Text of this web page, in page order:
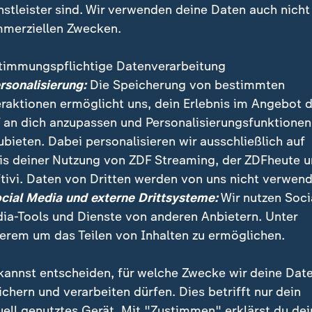
steht die Landtagswahl bevor. Auf Hochschulen
könnten große Veränderungen
sind. Wir verwenden deine Daten auch nicht
Zwecken.
Datenverarbeitung
Die Speicherung von bestimmten
ermöglicht uns, dein Erlebnis im Angebot
an dich anzupassen und Personalisierungsfunktionen
Dabei personalisieren wir ausschließlich auf
deiner Nutzung von ZDF Streaming, der ZDFheute
Daten von Dritten werden von uns nicht
Media und externe Drittsysteme:Wir nutzen
Tools und Dienste von anderen Anbietern. Unter
um das Teilen von Inhalten zu ermöglichen.
entscheiden, für welche Zwecke wir deine
und verarbeiten dürfen. Dies betrifft nur dein